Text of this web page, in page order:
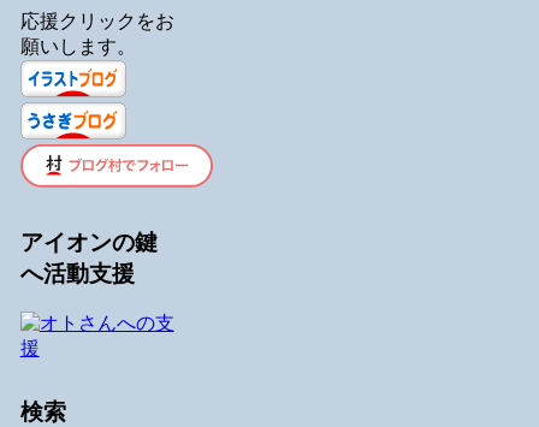
応援クリックをお
願いします。
アイオンの鍵
へ活動支援
検索